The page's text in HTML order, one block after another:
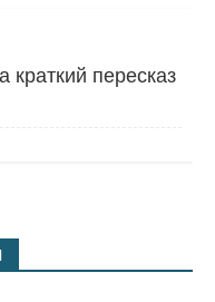
пересказ